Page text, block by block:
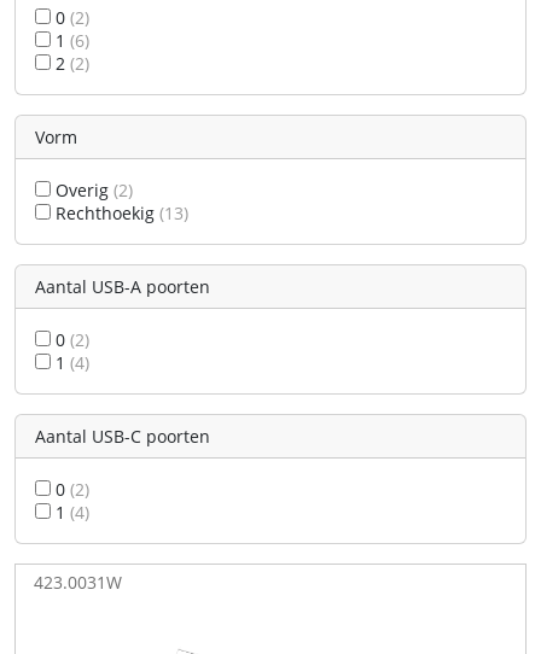
0 (2)
1 (6)
2 (2)
Vorm
Overig (2)
Rechthoekig (13)
Aantal USB-A poorten
0 (2)
1 (4)
Aantal USB-C poorten
0 (2)
1 (4)
423.0031W